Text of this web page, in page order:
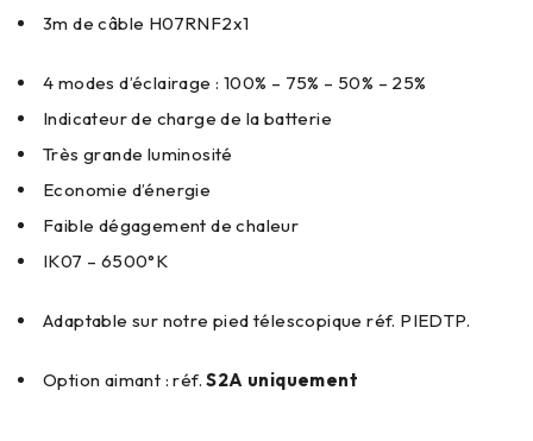
3m de câble H07RNF2x1
4 modes d’éclairage : 100% – 75% – 50% – 25%
Indicateur de charge de la batterie
Très grande luminosité
Economie d’énergie
Faible dégagement de chaleur
IK07 – 6500°K
Adaptable sur notre pied télescopique réf. PIEDTP.
Option aimant : réf.S2A uniquement